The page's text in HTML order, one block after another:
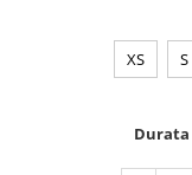
Halate medicale
Sorturi restaurante
Tricouri de lucru
XS S